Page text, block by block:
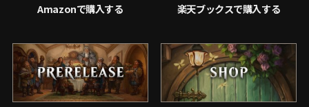
Amazonで購入する 楽天ブックスで購入する